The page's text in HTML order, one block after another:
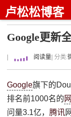
卢松松博客
Google更新
阅读量 | 分类:
Google旗下的
排名前1000名的
问量3.1亿， 腾讯